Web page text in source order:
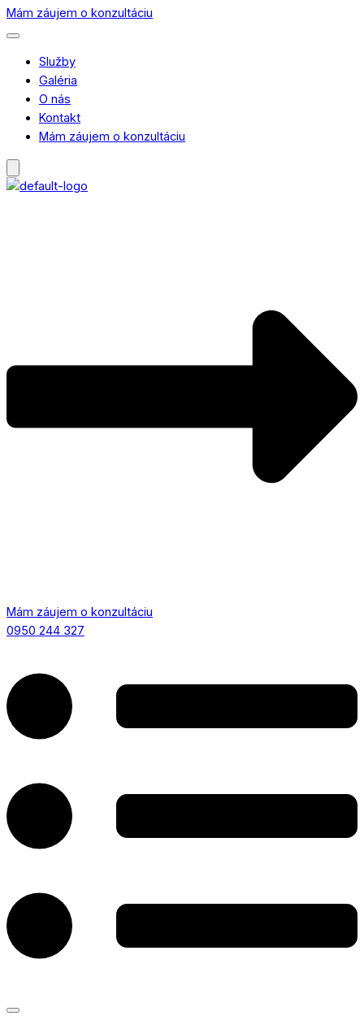
Mám záujem o konzultáciu
Služby
Galéria
O nás
Kontakt
Mám záujem o konzultáciu
Mám záujem o konzultáciu
0950 244 327